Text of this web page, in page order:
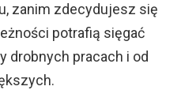
zanim zdecydujesz się
potrafią sięgać
drobnych pracach i od